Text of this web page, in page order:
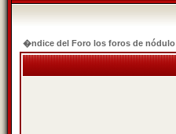
�ndice del Foro los foros de nódulo